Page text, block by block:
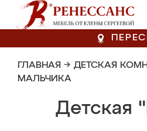
ГЛАВНАЯ → ДЕТСКАЯ
МАЛЬЧИКА
Детская